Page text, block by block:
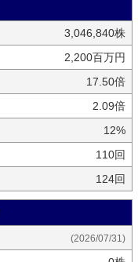
3,046,840株
2,200百万円
17.50倍
2.09倍
12%
110回
124回
(2026/07/31)